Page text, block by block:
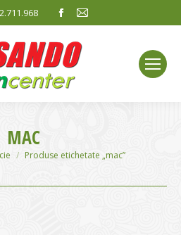
Facebook
opens
in
new
window
Mail
window
MAC
Produse etichetate „mac”